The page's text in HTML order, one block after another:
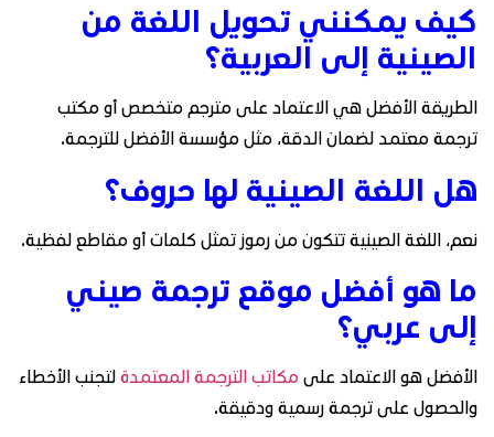
كيف يمكنني تحويل اللغة من
الصينية إلى العربية؟
الطريقة الأفضل هي الاعتماد على مترجم متخصص أو مكتب
ترجمة معتمد لضمان الدقة، مثل مؤسسة الأفضل للترجمة.
هل اللغة الصينية لها حروف؟
نعم، اللغة الصينية تتكون من رموز تمثل كلمات أو مقاطع لفظية.
ما هو أفضل موقع ترجمة صيني
إلى عربي؟
الأفضل هو الاعتماد على مكاتب الترجمة المعتمدة لتجنب الأخطاء
والحصول على ترجمة رسمية ودقيقة.